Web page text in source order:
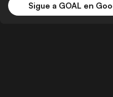
Sigue a GOAL en